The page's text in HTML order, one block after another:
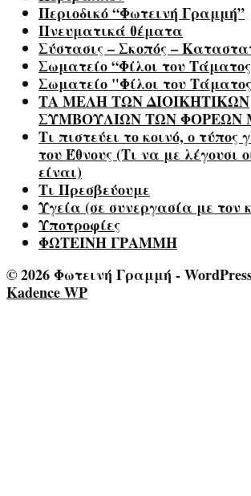
Περιοδικό “Φωτεινή Γραμμή”
Πνευματικά θέματα
Σύστασις – Σκοπός –
Σωματείο “Φίλοι του
Σωματείο "Φίλοι του
ΤΑ ΜΕΛΗ ΤΩΝ ΔΙΟΙΚΗΤΙΚΩΝ
ΣΥΜΒΟΥΛΙΩΝ ΤΩΝ ΦΟΡΕΩΝ
Τι πιστεύει το κοινό, ο
του Έθνους (Τι να με λέγουσι
είναι)
Τι Πρεσβεύουμε
Υγεία (σε συνεργασία με τον
Υποτροφίες
ΦΩΤΕΙΝΗ ΓΡΑΜΜΗ
© 2026 Φωτεινή Γραμμή -
Kadence WP